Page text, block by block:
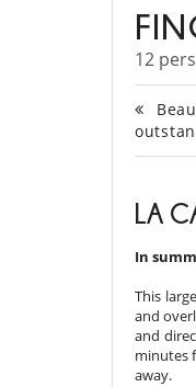
12
LA
In
This
and
and
minutes
away.